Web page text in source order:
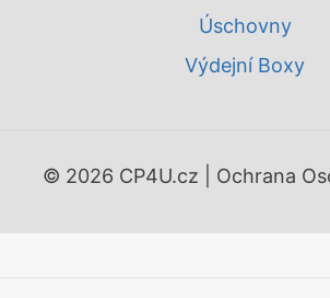
Úschovny
Výdejní Boxy
© 2026 CP4U.cz | Ochrana